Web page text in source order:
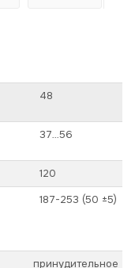
48
37…56
120
187-253 (50 ±5)
принудительное